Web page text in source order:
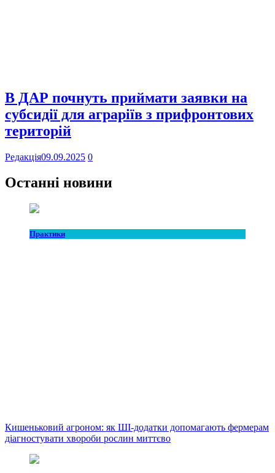
В ДАР почнуть приймати заявки на
субсидії для аграріїв з прифронтових
територій
Редакція09.09.2025 0
Останні новини
Практики
Кишеньковий агроном: як ШІ-додатки допомагають фермерам
діагностувати хвороби рослин миттєво